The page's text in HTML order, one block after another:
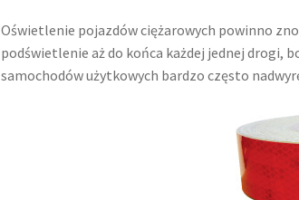
Oświetlenie pojazdów ciężarowych powinno
podświetlenie aż do końca każdej jednej drogi,
samochodów użytkowych bardzo często